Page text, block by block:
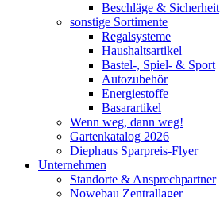
Beschläge & Sicherheit
sonstige Sortimente
Regalsysteme
Haushaltsartikel
Bastel-, Spiel- & Sport
Autozubehör
Energiestoffe
Basarartikel
Wenn weg, dann weg!
Gartenkatalog 2026
Diephaus Sparpreis-Flyer
Unternehmen
Standorte & Ansprechpartner
Nowebau Zentrallager